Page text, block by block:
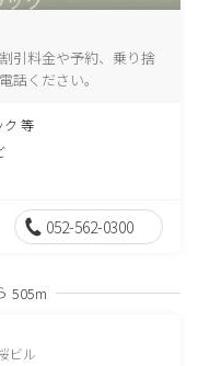
引料金や予約、乗り捨
話ください。
ク 等
052-562-0300
505m
ビル